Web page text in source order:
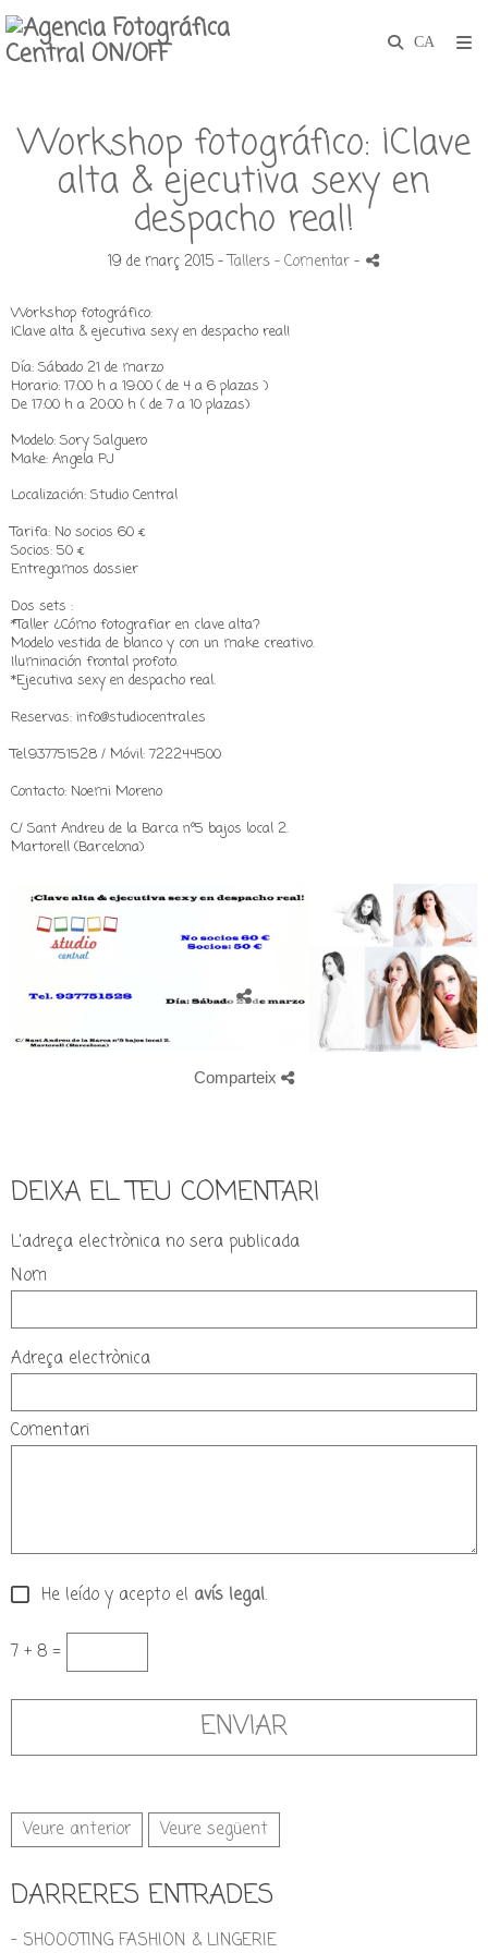
Workshop fotográfico: ¡Clave
alta & ejecutiva sexy en
despacho real!
19 de març 2015 -Tallers - Comentar-
Workshop fotográfico:
¡Clave alta & ejecutiva sexy en despacho real!
Día: Sábado 21 de marzo
Horario: 17:00 h a 19:00 ( de 4 a 6 plazas )
De 17:00 h a 20:00 h ( de 7 a 10 plazas)
Modelo: Sory Salguero
Make: Angela PJ
Localización: Studio Central
Tarifa: No socios 60 €
Socios: 50 €
Entregamos dossier
Dos sets :
*Taller ¿Cómo fotografiar en clave alta?
Modelo vestida de blanco y con un make creativo.
Iluminación frontal profoto.
*Ejecutiva sexy en despacho real.
Reservas: info@studiocentral.es
Tel.937751528 / Móvil: 722244500
Contacto: Noemi Moreno
C/ Sant Andreu de la Barca nº5 bajos local 2.
Martorell (Barcelona)
Comparteix
DEIXA EL TEU COMENTARI
L'adreça electrònica no sera publicada
Nom
Adreça electrònica
Comentari
He leído y acepto el avís legal.
7 + 8 =
Veure anterior Veure següent
DARRERES ENTRADES
- SHOOOTING FASHION & LINGERIE